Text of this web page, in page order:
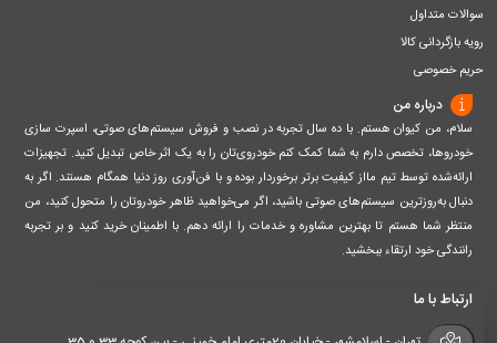
سوالات متداول
رویه بازگردانی کالا
حریم خصوصی
درباره من
سلام، من کیوان هستم. با ده سال تجربه در نصب و فروش سیستم‌های صوتی، اسپرت سازی
خودروها، تخصص دارم به شما کمک کنم خودروی‌تان را به یک اثر خاص تبدیل کنید. تجهیزات
ارائه‌شده توسط تیم مااز کیفیت برتر برخوردار بوده و با فن‌آوری روز دنیا همگام هستند. اگر به
دنبال به‌روزترین سیستم‌های صوتی باشید، اگر می‌خواهید ظاهر خودروتان را متحول کنید، من
منتظر شما هستم تا بهترین مشاوره و خدمات را ارائه دهم. با اطمینان خرید کنید و بر تجربه
رانندگی خود ارتقاء ببخشید.
ارتباط با ما